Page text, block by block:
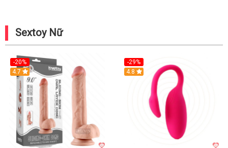
Sextoy Nữ
-20%
Hot
4.7
-29%
Hot
4.8